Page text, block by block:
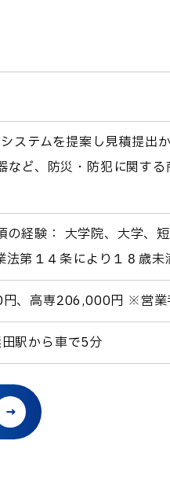
ステムを提案し見積提出
ど、防災・防犯に関す
経験： 大学院、大学、
第１４条により１８歳
、高専206,000円 ※営
駅から車で5分